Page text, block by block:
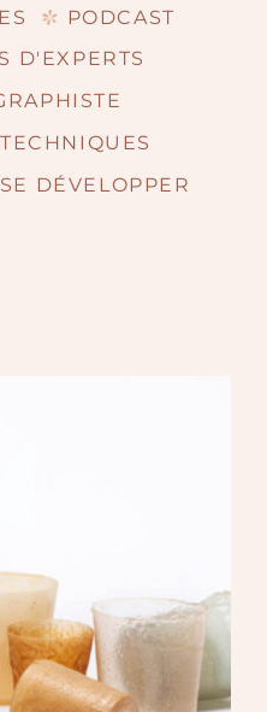
PODCAST
D'EXPERTS
SE DÉVELOPPER